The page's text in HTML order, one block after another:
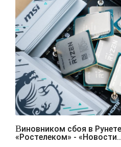
Виновником сбоя в Рунете оказался
«Ростелеком» - «Новости..